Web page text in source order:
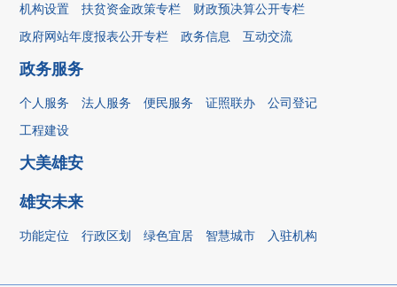
机构设置 扶贫资金政策专栏
财政预决算公开专栏
政府网站年度报表公开专栏
政务信息 互动交流
政务服务
个人服务 法人服务 便民服务 证照联办
公司登记
工程建设
大美雄安
雄安未来
功能定位 行政区划 绿色宜居 智慧城市 入驻机构